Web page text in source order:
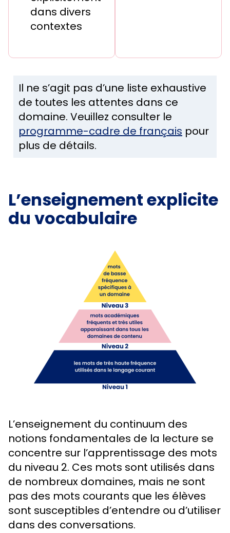
dans divers
contextes
Il ne s’agit pas d’une liste exhaustive
de toutes les attentes dans ce
domaine. Veuillez consulter le
programme-cadre de français pour
plus de détails.
L’enseignement explicite
du vocabulaire
L’enseignement du continuum des
notions fondamentales de la lecture se
concentre sur l’apprentissage des mots
du niveau 2. Ces mots sont utilisés dans
de nombreux domaines, mais ne sont
pas des mots courants que les élèves
sont susceptibles d’entendre ou d’utiliser
dans des conversations.